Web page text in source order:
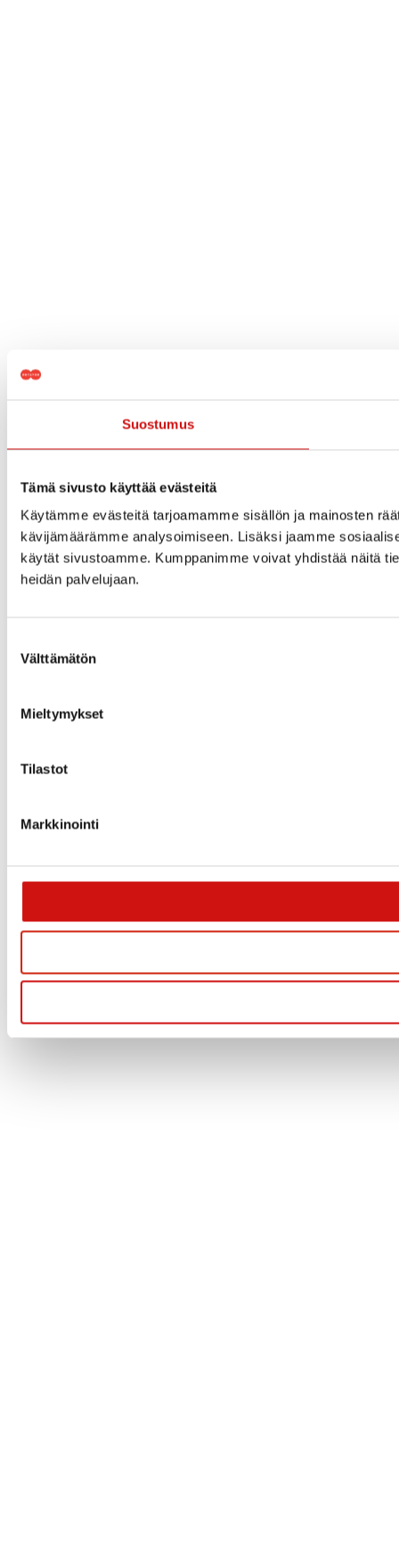
Suostumus
Tämä sivusto käyttää evästeitä
Käytämme evästeitä tarjoamamme sisällön ja mainosten
kävijämäärämme analysoimiseen. Lisäksi jaamme
käytät sivustoamme. Kumppanimme voivat yhdistää näitä
heidän palvelujaan.
valinta
Välttämätön
Mieltymykset
Tilastot
Markkinointi